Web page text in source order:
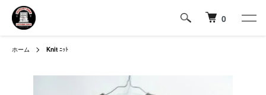
0
ホーム Knit ﾆｯﾄ